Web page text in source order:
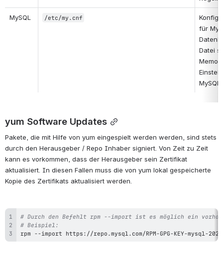
MySQL /etc/my.cnf
für
Datei
yum Software Updates
Pakete, die mit Hilfe von yum eingespielt werden werden, sind stets
durch den Herausgeber / Repo Inhaber signiert. Von Zeit zu Zeit
kann es vorkommen, dass der Herausgeber sein Zertifikat
aktualisiert. In diesen Fallen muss die von yum lokal gespeicherte
Kopie des Zertifikats aktualisiert werden.
# Durch den Befehlt rpm --import ist es möglich ein
# Beispiel:
rpm --import https://repo.mysql.com/RPM-GPG-KEY-mysql-2022